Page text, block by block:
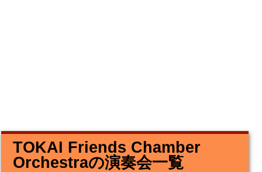
TOKAI Friends Chamber
Orchestraの演奏会一覧